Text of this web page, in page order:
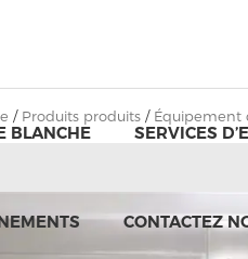
BLANCHE SERVICES
CONTACTEZ
/ Produits produits/ Équipement